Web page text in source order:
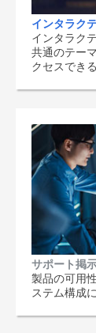
インタラク
インタラク
共通のテー
クセスでき
サポート掲
製品の可用
ステム構成